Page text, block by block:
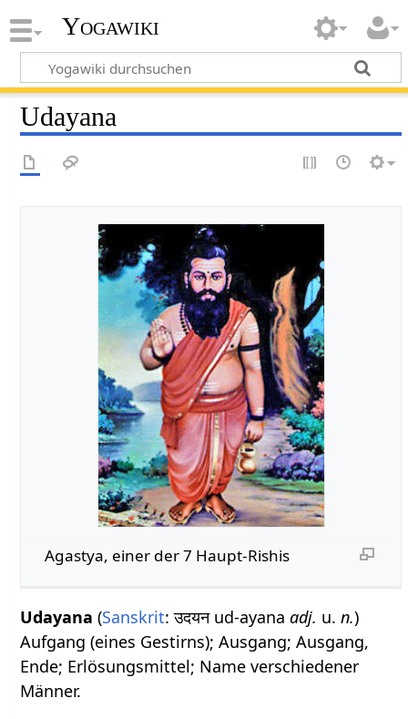
Yogawiki
Udayana
Agastya, einer der 7 Haupt-Rishis
Udayana (Sanskrit: उदयन ud-ayanaadj. u.n.)
Aufgang (eines Gestirns); Ausgang; Ausgang,
Ende; Erlösungsmittel; Name verschiedener
Männer.